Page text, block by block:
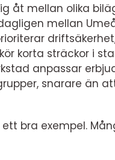
åt mellan olika
mellan
korta sträckor i
anpassar
snarare än
bra exempel.